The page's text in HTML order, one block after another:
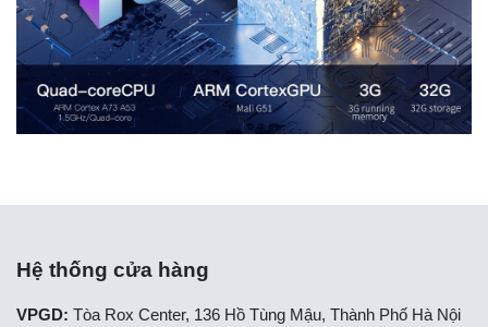
Hệ thống cửa hàng
VPGD: Tòa Rox Center, 136 Hồ Tùng Mậu, Thành Phố Hà Nội